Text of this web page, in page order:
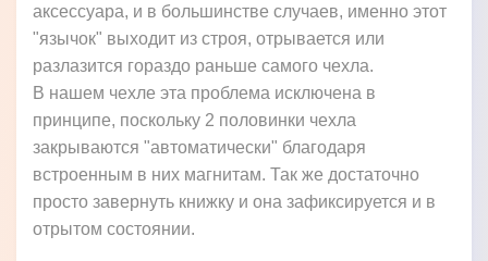
аксессуара, и в большинстве случаев, именно этот
"язычок" выходит из строя, отрывается или
разлазится гораздо раньше самого чехла.
В нашем чехле эта проблема исключена в
принципе, поскольку 2 половинки чехла
закрываются "автоматически" благодаря
встроенным в них магнитам. Так же достаточно
просто завернуть книжку и она зафиксируется и в
отрытом состоянии.